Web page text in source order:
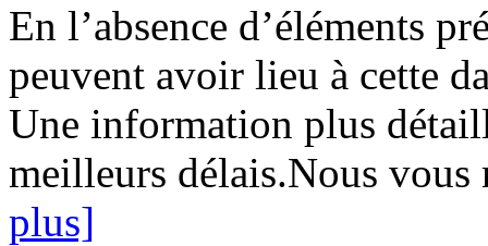
En l’absence d’éléments
peuvent avoir lieu à cette
Une information plus
meilleurs délais.Nous vous
plus]